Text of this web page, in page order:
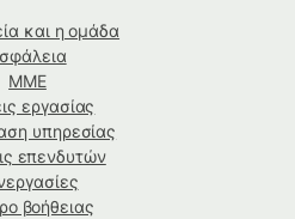
και η ομάδα
ΜΜΕ
εργασίας
υπηρεσίας
επενδυτών
βοήθειας